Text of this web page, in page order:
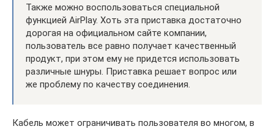
Также можно воспользоваться специальной
функцией AirPlay. Хоть эта приставка достаточно
дорогая на официальном сайте компании,
пользователь все равно получает качественный
продукт, при этом ему не придется использовать
различные шнуры. Приставка решает вопрос или
же проблему по качеству соединения.
Кабель может ограничивать пользователя во многом, в